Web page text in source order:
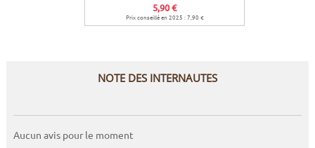
5,90 €
Prix conseillé en 2025 : 7,90 €
NOTE DES INTERNAUTES
Aucun avis pour le moment